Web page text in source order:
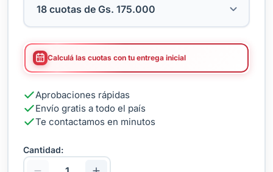
Calculá las cuotas con tu entrega inicial
Aprobaciones rápidas
Envío gratis a todo el país
Te contactamos en minutos
Cantidad: